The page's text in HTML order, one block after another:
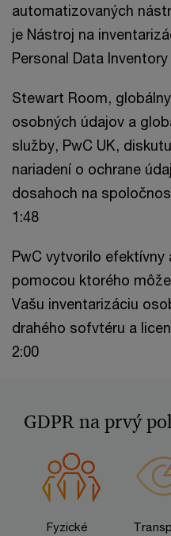
automatizovaných
je Nástroj na
Personal Data
Stewart Room,
osobných údajov a
služby, PwC UK,
nariadení o ochrane
dosahoch na
1:48
PwC vytvorilo
pomocou ktorého
Vašu inventarizáciu
drahého sofvtéru a
2:00
GDPR na prvý
Fyzické